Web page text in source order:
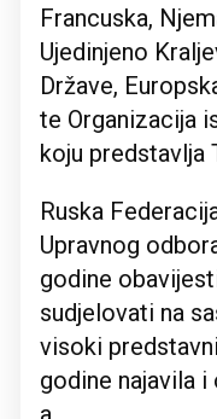
Francuska,
Ujedinjeno
Države,
te Organizacija
koju predstavlja
Ruska
Upravnog
godine
sudjelovati na
visoki
godine najavila i